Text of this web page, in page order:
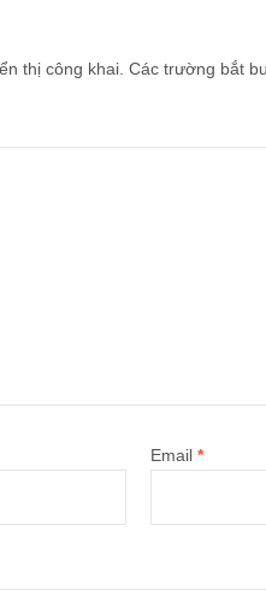
thị công khai. Các trường bắt
Email *